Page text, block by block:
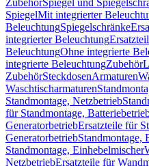
ZubehörSpiegel und
SpiegelMit integrierter
BeleuchtungSpiegelschränke
integrierter Beleuchtung
BeleuchtungOhne integrierte
integrierte BeleuchtungZubehör
ZubehörSteckdosenArmaturen
Waschtischarmaturen
Standmontage, Netzbetrieb
für Standmontage,
GeneratorbetriebErsatzteile für
GeneratorbetriebStandmontage,
Standmontage, Einhebelmischer
NetzbetriebErsatzteile für